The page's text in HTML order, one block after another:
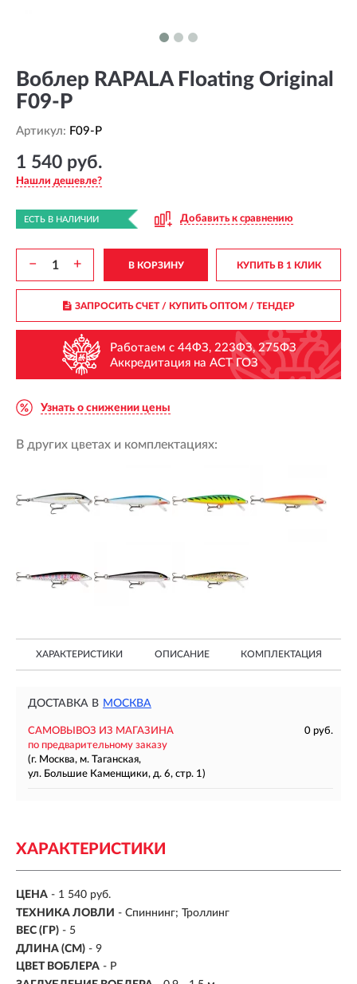
Воблер RAPALA Floating Original
F09-P
Артикул: F09-P
1 540 руб.
Нашли дешевле?
ЕСТЬ В НАЛИЧИИ Добавить к сравнению
− + В КОРЗИНУ КУПИТЬ В 1 КЛИК
ЗАПРОСИТЬ СЧЕТ / КУПИТЬ ОПТОМ/ ТЕНДЕР
Работаем с 44ФЗ, 223ФЗ, 275ФЗ
Аккредитация на АСТ ГОЗ
Узнать о снижении цены
В других цветах и комплектациях:
ХАРАКТЕРИСТИКИ ОПИСАНИЕ КОМПЛЕКТАЦИЯ
ДОСТАВКА В МОСКВА
САМОВЫВОЗ ИЗ МАГАЗИНА
0 руб.
по предварительному заказу
(г. Москва, м. Таганская,
ул. Большие Каменщики, д. 6, стр. 1)
ХАРАКТЕРИСТИКИ
ЦЕНА - 1 540 руб.
ТЕХНИКА ЛОВЛИ - Спиннинг; Троллинг
ВЕС (ГР) - 5
ДЛИНА (СМ) - 9
ЦВЕТ ВОБЛЕРА - P